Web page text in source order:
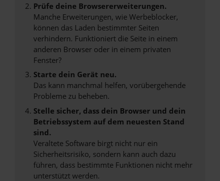
Prüfe deine Browsererweiterungen.
Manche Erweiterungen, wie Werbeblocker,
können das Laden bestimmter Seiten
verhindern. Funktioniert die Seite in einem
anderen Browser oder in einem privaten
Fenster?
Starte dein Gerät neu.
Das kann manchmal helfen, vorübergehende
Probleme zu beheben.
Stelle sicher, dass dein Browser und dein
Betriebssystem auf dem neuesten Stand
sind.
Veraltete Software birgt nicht nur ein
Sicherheitsrisiko, sondern kann auch dazu
führen, dass bestimmte Funktionen nicht mehr
unterstützt werden.